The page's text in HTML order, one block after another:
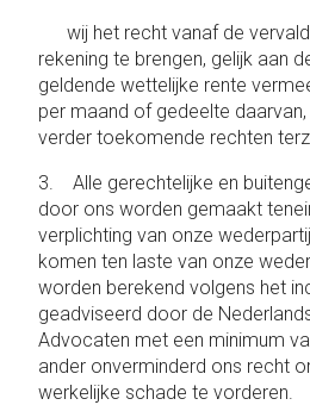
wij het recht vanaf de
rekening te brengen, gelijk aan
geldende wettelijke rente
per maand of gedeelte
verder toekomende rechten
3. Alle gerechtelijke en
door ons worden gemaakt
verplichting van onze
komen ten laste van onze
worden berekend volgens het
geadviseerd door de
Advocaten met een minimum
ander onverminderd ons recht
werkelijke schade te vorderen.